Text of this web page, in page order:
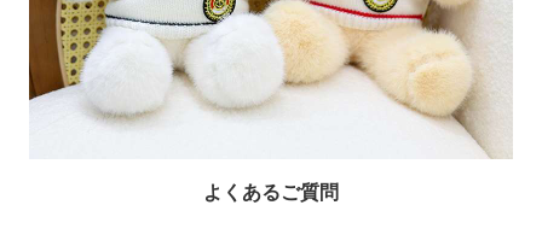
よくあるご質問